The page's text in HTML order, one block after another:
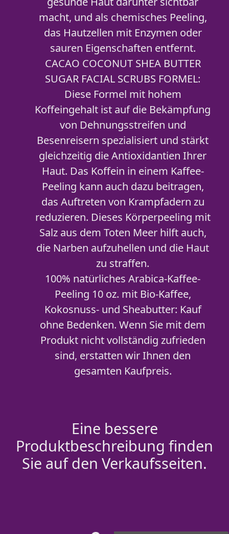
macht, und als chemisches Peeling,
das Hautzellen mit Enzymen oder
sauren Eigenschaften entfernt.
CACAO COCONUT SHEA BUTTER
SUGAR FACIAL SCRUBS FORMEL:
Diese Formel mit hohem
Koffeingehalt ist auf die Bekämpfung
von Dehnungsstreifen und
Besenreisern spezialisiert und stärkt
gleichzeitig die Antioxidantien Ihrer
Haut. Das Koffein in einem Kaffee-
Peeling kann auch dazu beitragen,
das Auftreten von Krampfadern zu
reduzieren. Dieses Körperpeeling mit
Salz aus dem Toten Meer hilft auch,
die Narben aufzuhellen und die Haut
zu straffen.
100% natürliches Arabica-Kaffee-
Peeling 10 oz. mit Bio-Kaffee,
Kokosnuss- und Sheabutter: Kauf
ohne Bedenken. Wenn Sie mit dem
Produkt nicht vollständig zufrieden
sind, erstatten wir Ihnen den
gesamten Kaufpreis.
Eine bessere
Produktbeschreibung finden
Sie auf den Verkaufsseiten.